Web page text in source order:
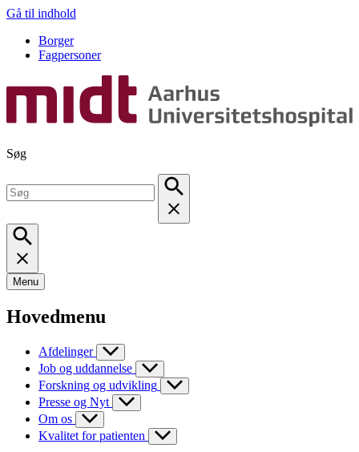
Gå til indhold
Borger
Fagpersoner
Søg
Menu
Hovedmenu
Afdelinger
Job og uddannelse
Forskning og udvikling
Presse og Nyt
Om os
Kvalitet for patienten